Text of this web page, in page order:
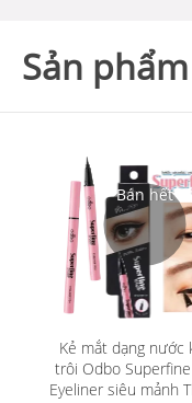
Sản
Kẻ mắt dạng nước
trôi Odbo
Eyeliner siêu mảnh